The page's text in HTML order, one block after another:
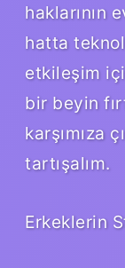
haklarının
hatta
etkileşim
bir beyin
karşımıza
tartışalım.
Erkeklerin